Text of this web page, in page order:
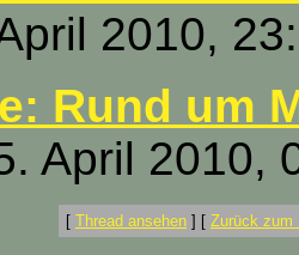
2010,
Rund um
April 2010,
[ Thread ansehen ] [ Zurück zum